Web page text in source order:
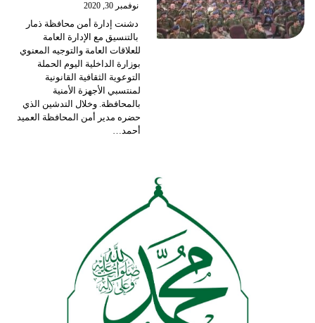
نوفمبر 30, 2020
دشنت إدارة أمن محافظة ذمار
بالتنسيق مع الإدارة العامة
للعلاقات العامة والتوجيه المعنوي
بوزارة الداخلية اليوم الحملة
التوعوية الثقافية القانونية
لمنتسبي الأجهزة الأمنية
بالمحافظة. وخلال التدشين الذي
حضره مدير أمن المحافظة العميد
أحمد…